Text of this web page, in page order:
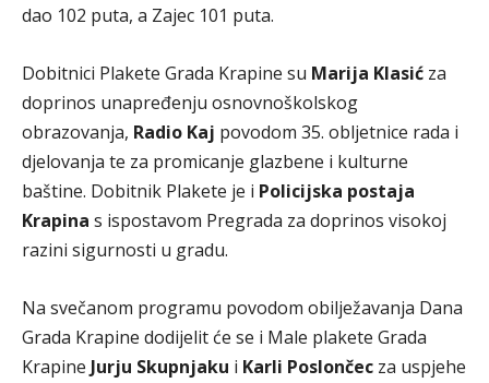
dao 102 puta, a Zajec 101 puta.
Dobitnici Plakete Grada Krapine su Marija Klasić za
doprinos unapređenju osnovnoškolskog
obrazovanja, Radio Kaj povodom 35. obljetnice rada i
djelovanja te za promicanje glazbene i kulturne
baštine. Dobitnik Plakete je i Policijska postaja
Krapina s ispostavom Pregrada za doprinos visokoj
razini sigurnosti u gradu.
Na svečanom programu povodom obilježavanja Dana
Grada Krapine dodijelit će se i Male plakete Grada
Krapine Jurju Skupnjaku i Karli Poslončec za uspjehe